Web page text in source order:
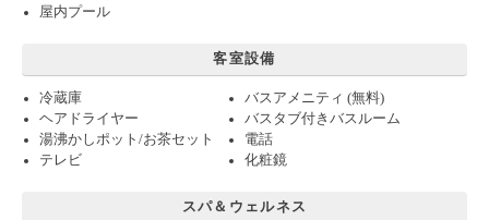
屋内プール
客室設備
冷蔵庫
バスアメニティ (無料)
ヘアドライヤー
バスタブ付きバスルーム
湯沸かしポット/お茶セット
電話
テレビ
化粧鏡
スパ＆ウェルネス